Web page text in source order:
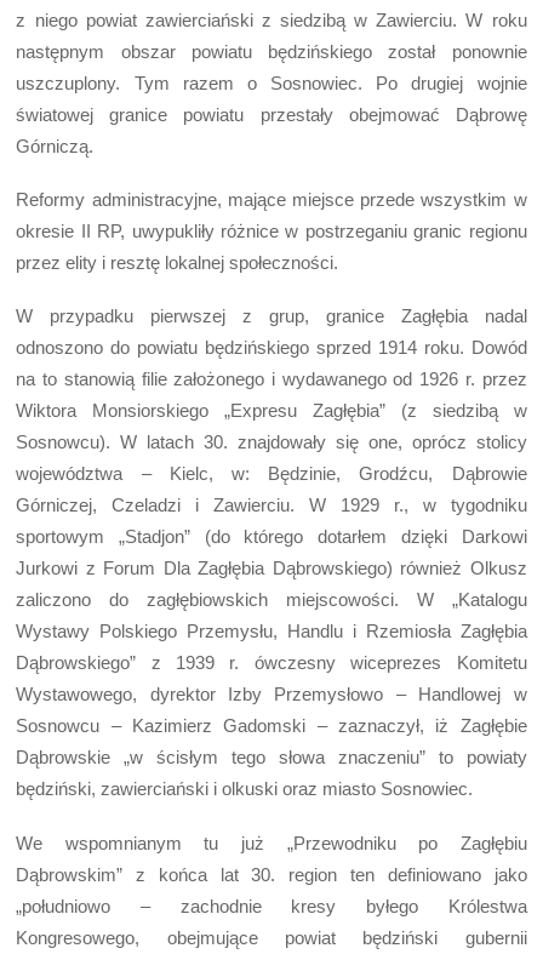
z niego powiat zawierciański z siedzibą w Zawierciu. W roku
następnym obszar powiatu będzińskiego został ponownie
uszczuplony. Tym razem o Sosnowiec. Po drugiej wojnie
światowej granice powiatu przestały obejmować Dąbrowę
Górniczą.
Reformy administracyjne, mające miejsce przede wszystkim w
okresie II RP, uwypukliły różnice w postrzeganiu granic regionu
przez elity i resztę lokalnej społeczności.
W przypadku pierwszej z grup, granice Zagłębia nadal
odnoszono do powiatu będzińskiego sprzed 1914 roku. Dowód
na to stanowią filie założonego i wydawanego od 1926 r. przez
Wiktora Monsiorskiego „Expresu Zagłębia” (z siedzibą w
Sosnowcu). W latach 30. znajdowały się one, oprócz stolicy
województwa – Kielc, w: Będzinie, Grodźcu, Dąbrowie
Górniczej, Czeladzi i Zawierciu. W 1929 r., w tygodniku
sportowym „Stadjon” (do którego dotarłem dzięki Darkowi
Jurkowi z Forum Dla Zagłębia Dąbrowskiego) również Olkusz
zaliczono do zagłębiowskich miejscowości. W „Katalogu
Wystawy Polskiego Przemysłu, Handlu i Rzemiosła Zagłębia
Dąbrowskiego” z 1939 r. ówczesny wiceprezes Komitetu
Wystawowego, dyrektor Izby Przemysłowo – Handlowej w
Sosnowcu – Kazimierz Gadomski – zaznaczył, iż Zagłębie
Dąbrowskie „w ścisłym tego słowa znaczeniu” to powiaty
będziński, zawierciański i olkuski oraz miasto Sosnowiec.
We wspomnianym tu już „Przewodniku po Zagłębiu
Dąbrowskim” z końca lat 30. region ten definiowano jako
„południowo – zachodnie kresy byłego Królestwa
Kongresowego, obejmujące powiat będziński gubernii